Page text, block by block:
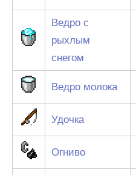
Ведро с
рыхлым
снегом
Ведро молока
Удочка
Огниво